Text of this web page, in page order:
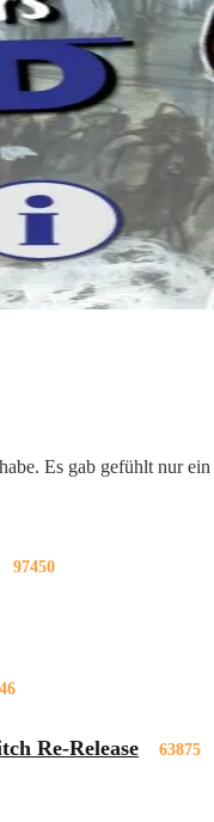
Es gab gefühlt nur
97450
Re-Release 63875